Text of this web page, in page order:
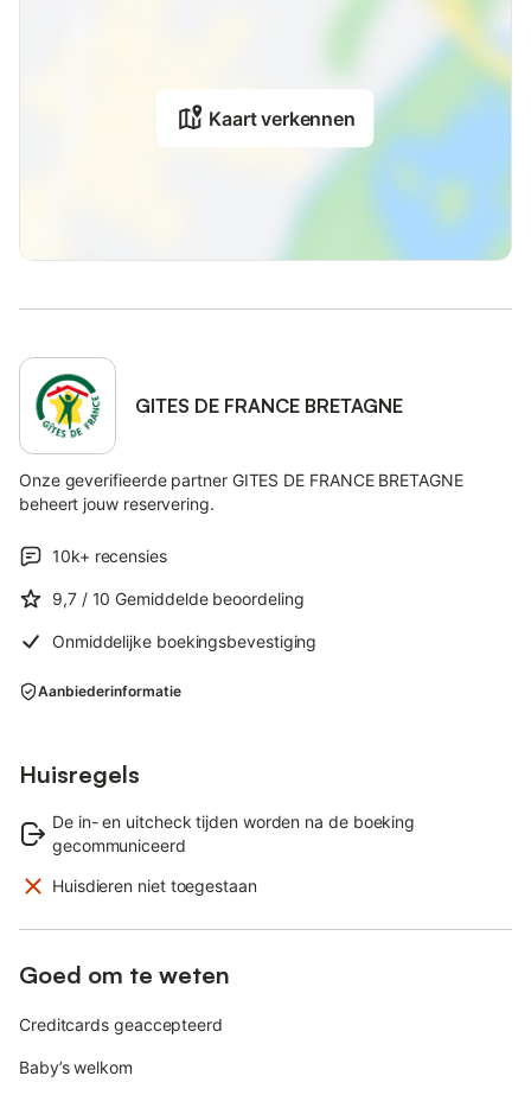
Kaart verkennen
GITES DE FRANCE BRETAGNE
Onze geverifieerde partner GITES DE FRANCE BRETAGNE
beheert jouw reservering.
10k+ recensies
9,7 / 10 Gemiddelde beoordeling
Onmiddelijke boekingsbevestiging
Aanbiederinformatie
Huisregels
De in- en uitcheck tijden worden na de boeking
gecommuniceerd
Huisdieren niet toegestaan
Goed om te weten
Creditcards geaccepteerd
Baby’s welkom